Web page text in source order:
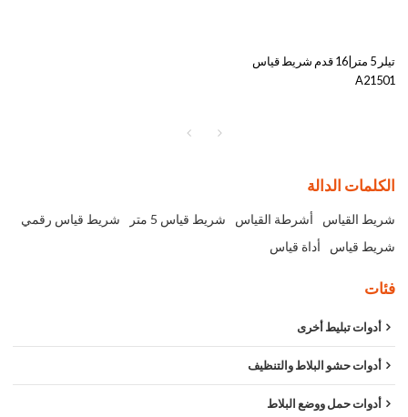
تيلر 5 متر|16 قدم شريط قياس
A21501
الكلمات الدالة
شريط القياس أشرطة القياس شريط قياس 5 متر
شريط قياس رقمي
شريط قياس
أداة قياس
فئات
أدوات تبليط أخرى
أدوات حشو البلاط والتنظيف
أدوات حمل ووضع البلاط